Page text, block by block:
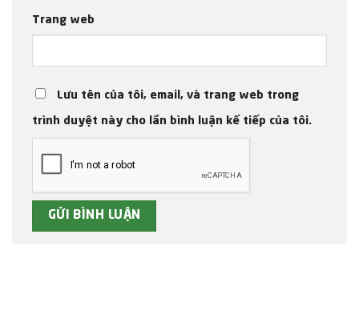
Trang web
Lưu tên của tôi, email, và trang web trong
trình duyệt này cho lần bình luận kế tiếp của tôi.